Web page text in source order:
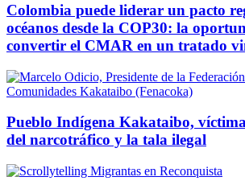
Colombia puede liderar un pacto
océanos desde la COP30: la
convertir el CMAR en un tratado
Pueblo Indígena Kakataibo,
del narcotráfico y la tala ilegal